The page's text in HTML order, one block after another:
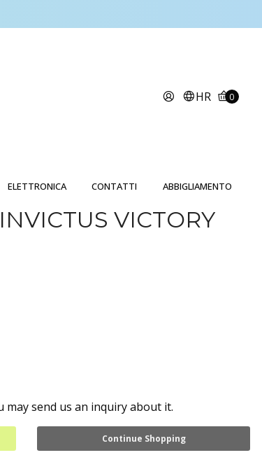
HR 0
ELETTRONICA CONTATTI ABBIGLIAMENTO
VICTORY
send us an inquiry about it.
Continue Shopping